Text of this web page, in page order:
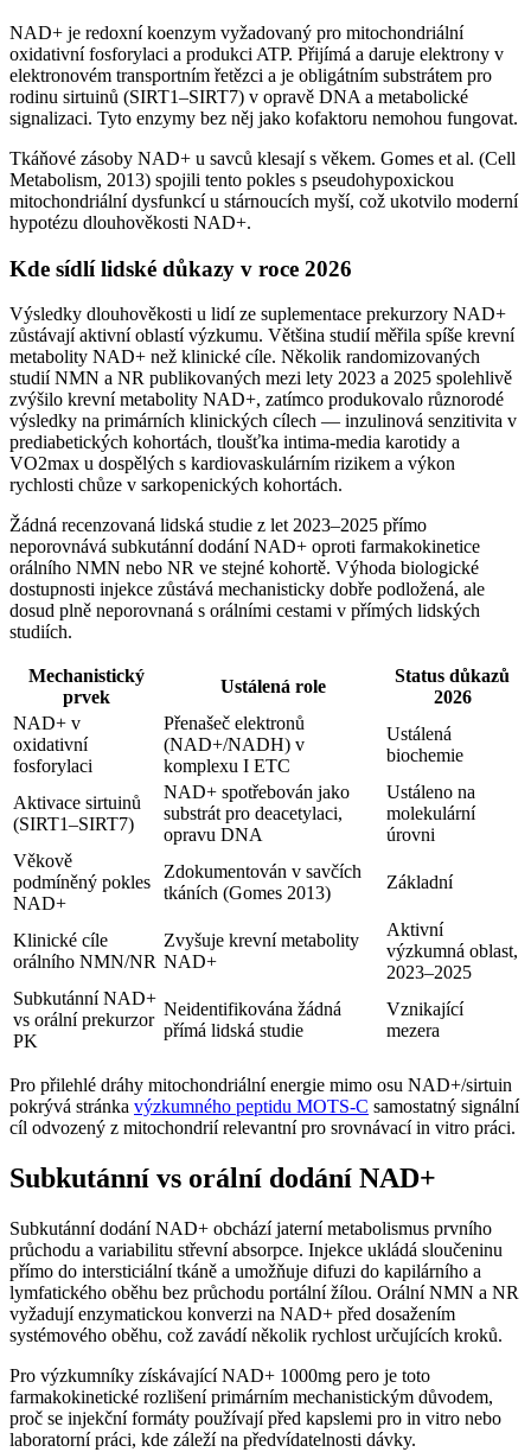
NAD+ je redoxní koenzym vyžadovaný pro mitochondriální
oxidativní fosforylaci a produkci ATP. Přijímá a daruje elektrony v
elektronovém transportním řetězci a je obligátním substrátem pro
rodinu sirtuinů (SIRT1–SIRT7) v opravě DNA a metabolické
signalizaci. Tyto enzymy bez něj jako kofaktoru nemohou fungovat.
Tkáňové zásoby NAD+ u savců klesají s věkem. Gomes et al. (Cell
Metabolism, 2013) spojili tento pokles s pseudohypoxickou
mitochondriální dysfunkcí u stárnoucích myší, což ukotvilo moderní
hypotézu dlouhověkosti NAD+.
Kde sídlí lidské důkazy v roce 2026
Výsledky dlouhověkosti u lidí ze suplementace prekurzory NAD+
zůstávají aktivní oblastí výzkumu. Většina studií měřila spíše krevní
metabolity NAD+ než klinické cíle. Několik randomizovaných
studií NMN a NR publikovaných mezi lety 2023 a 2025 spolehlivě
zvýšilo krevní metabolity NAD+, zatímco produkovalo různorodé
výsledky na primárních klinických cílech — inzulinová senzitivita v
prediabetických kohortách, tloušťka intima-media karotidy a
VO2max u dospělých s kardiovaskulárním rizikem a výkon
rychlosti chůze v sarkopenických kohortách.
Žádná recenzovaná lidská studie z let 2023–2025 přímo
neporovnává subkutánní dodání NAD+ oproti farmakokinetice
orálního NMN nebo NR ve stejné kohortě. Výhoda biologické
dostupnosti injekce zůstává mechanisticky dobře podložená, ale
dosud plně neporovnaná s orálními cestami v přímých lidských
studiích.
Mechanistický
prvek
Ustálená role
Status důkazů
2026
NAD+ v
oxidativní
fosforylaci
Přenašeč elektronů
(NAD+/NADH) v
komplexu I ETC
Ustálená
biochemie
Aktivace sirtuinů
(SIRT1–SIRT7)
NAD+ spotřebován jako
substrát pro deacetylaci,
opravu DNA
Ustáleno na
molekulární
úrovni
Věkově
podmíněný pokles
NAD+
Zdokumentován v savčích
tkáních (Gomes 2013)
Základní
Klinické cíle
orálního NMN/NR
Zvyšuje krevní metabolity
NAD+
Aktivní
výzkumná oblast,
2023–2025
Subkutánní NAD+
vs orální prekurzor
PK
Neidentifikována žádná
přímá lidská studie
Vznikající
mezera
Pro přilehlé dráhy mitochondriální energie mimo osu NAD+/sirtuin
pokrývá stránka výzkumného peptidu MOTS-C samostatný signální
cíl odvozený z mitochondrií relevantní pro srovnávací in vitro práci.
Subkutánní vs orální dodání NAD+
Subkutánní dodání NAD+ obchází jaterní metabolismus prvního
průchodu a variabilitu střevní absorpce. Injekce ukládá sloučeninu
přímo do intersticiální tkáně a umožňuje difuzi do kapilárního a
lymfatického oběhu bez průchodu portální žílou. Orální NMN a NR
vyžadují enzymatickou konverzi na NAD+ před dosažením
systémového oběhu, což zavádí několik rychlost určujících kroků.
Pro výzkumníky získávající NAD+ 1000mg pero je toto
farmakokinetické rozlišení primárním mechanistickým důvodem,
proč se injekční formáty používají před kapslemi pro in vitro nebo
laboratorní práci, kde záleží na předvídatelnosti dávky.